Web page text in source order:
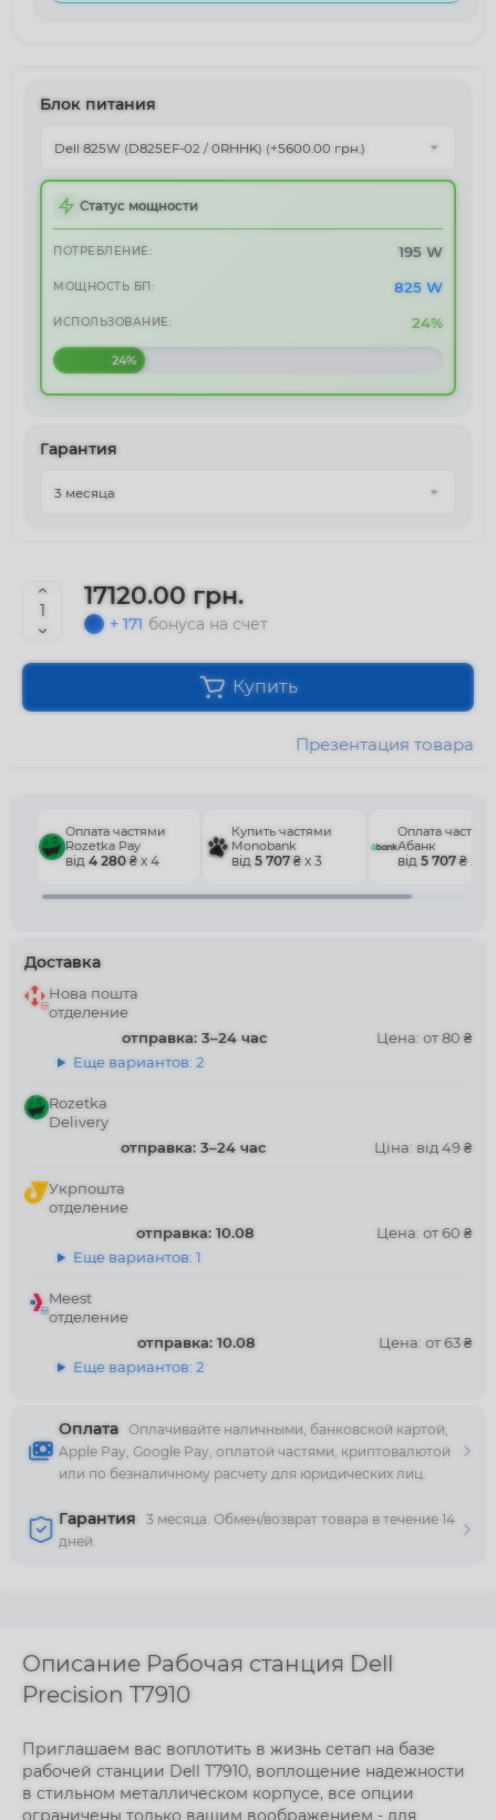
Блок питания
Статус мощности
ПОТРЕБЛЕНИЕ: 195 W
МОЩНОСТЬ БП: 825 W
ИСПОЛЬЗОВАНИЕ: 24%
24%
Гарантия
17120.00 грн.
+ 171 бонуса на счет
Купить
Презентация товара
Оплата
Оплачивайте наличными, банковской картой,
Apple Pay, Google Pay, оплатой частями, криптовалютой
или по безналичному расчету для юридических лиц.
Оплата частями
Rozetka Pay
від 4 280 ₴ x 4
Купить частями
Monobank
від 5 707 ₴ x 3
Оплата
Абанк
від 5 707 ₴ x 3
Доставка
Нова пошта
отделение
отправка: 3–24 час
Цена: от 80 ₴
Еще вариантов: 2
Rozetka
Delivery
отправка: 3–24 час
Ціна: від 49 ₴
Укрпошта
отделение
отправка: 10.08
Цена: от 60 ₴
Еще вариантов: 1
Meest
отделение
отправка: 10.08
Цена: от 63 ₴
Еще вариантов: 2
Гарантия 3 месяца. Обмен/возврат товара в течение 14
дней.
Описание Рабочая станция Dell
Precision T7910
Приглашаем вас воплотить в жизнь сетап на базе
рабочей станции Dell T7910, воплощение надежности
в стильном металлическом корпусе, все опции
ограничены только вашим воображением - для